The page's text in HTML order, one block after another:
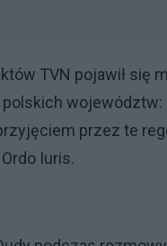
TVN pojawił się
przez te
Iuris.